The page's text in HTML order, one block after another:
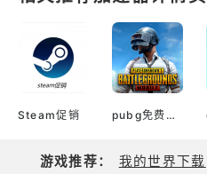
Steam促销 pubg免费加速器
游戏推荐： 我的世界下载